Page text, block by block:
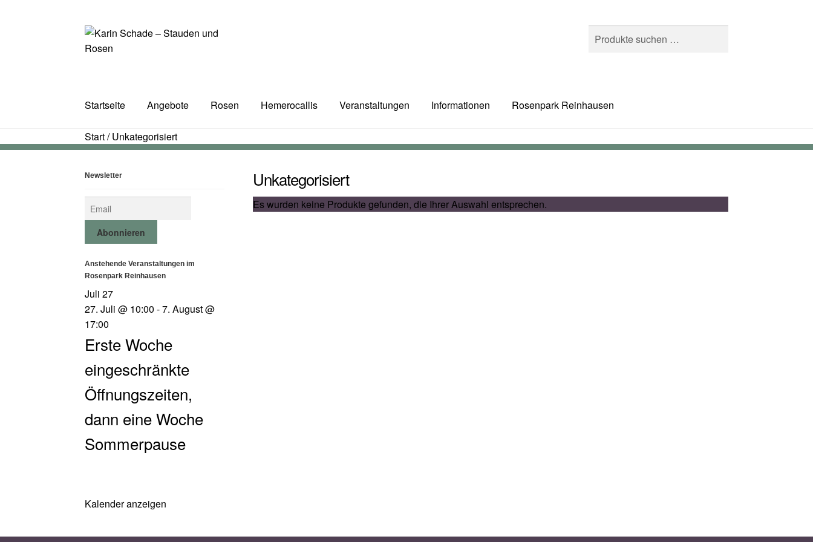
Zur
Navigation
Zum
Inhalt
Suchen
nach:
Suchen
Startseite Angebote Rosen Hemerocallis Veranstaltungen Informationen Rosenpark Reinhausen
Start/Unkategorisiert
Unkategorisiert
Es wurden keine Produkte gefunden, die Ihrer Auswahl entsprechen.
Newsletter
Anstehende Veranstaltungen im
Rosenpark Reinhausen
Juli27
27. Juli @ 10:00 -7. August @
17:00
Erste Woche
eingeschränkte
Öffnungszeiten,
dann eine Woche
Sommerpause
Kalender anzeigen